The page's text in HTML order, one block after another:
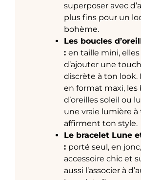
superposer avec
plus fins pour un
bohème.
Les boucles
:en taille mini,
d’ajouter une
discrète à ton look.
en format maxi, les
d’oreilles soleil ou
une vraie lumière
affirment ton style.
Le bracelet Lune
: porté seul, en
accessoire chic et
aussi l’associer à